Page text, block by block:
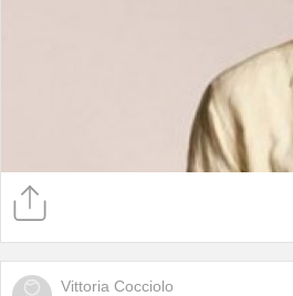
Vittoria Cocciolo